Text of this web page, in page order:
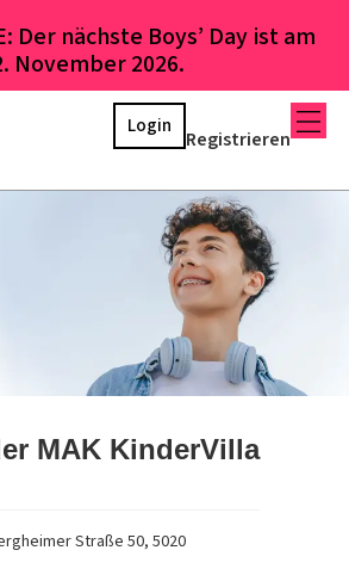
Der nächste Boys’ Day ist am
November 2026.
Registrieren
Login
MAK KinderVilla
Straße 50, 5020